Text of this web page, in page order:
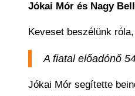
Jókai Mór és Nagy
Keveset beszélünk
A fiatal előadónő
Jókai Mór segítette